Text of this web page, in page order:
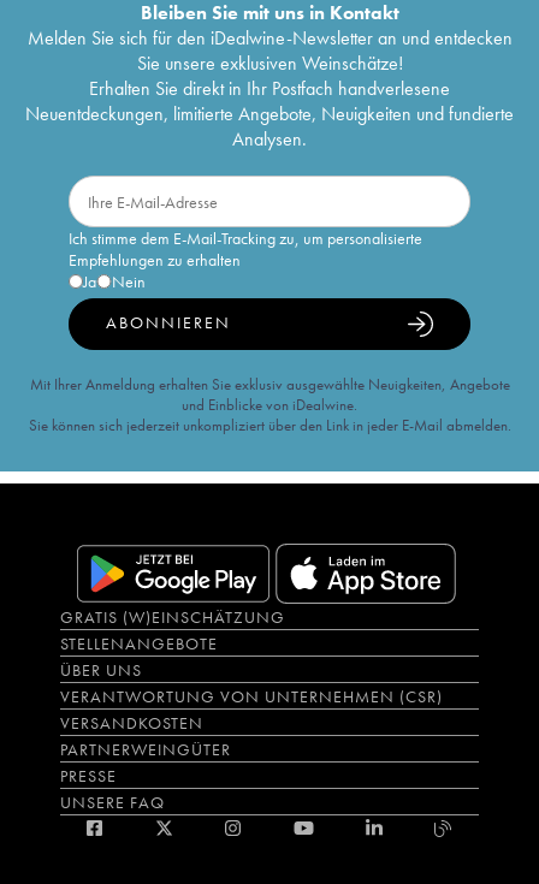
Bleiben Sie mit uns in Kontakt
Melden Sie sich für den iDealwine-Newsletter an und entdecken
Sie unsere exklusiven Weinschätze!
Erhalten Sie direkt in Ihr Postfach handverlesene
Neuentdeckungen, limitierte Angebote, Neuigkeiten und fundierte
Analysen.
Ich stimme dem E-Mail-Tracking zu, um personalisierte
Empfehlungen zu erhalten
Ja
Nein
ABONNIEREN
Mit Ihrer Anmeldung erhalten Sie exklusiv ausgewählte Neuigkeiten, Angebote
und Einblicke von iDealwine.
Sie können sich jederzeit unkompliziert über den Link in jeder E-Mail abmelden.
GRATIS (W)EINSCHÄTZUNG
STELLENANGEBOTE
ÜBER UNS
VERANTWORTUNG VON UNTERNEHMEN (CSR)
VERSANDKOSTEN
PARTNERWEINGÜTER
PRESSE
UNSERE FAQ